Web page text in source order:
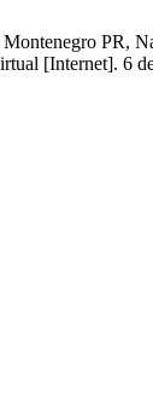
PR,
[Internet]. 6